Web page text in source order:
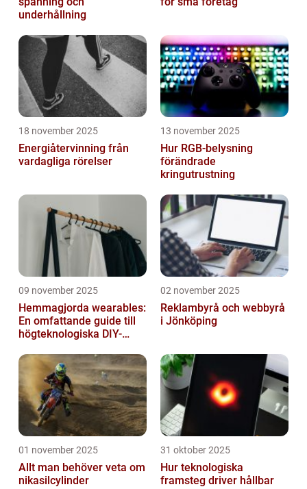
underhållning
18 november 2025
Energiåtervinning från
vardagliga rörelser
13 november 2025
Hur RGB-belysning
förändrade
kringutrustning
09 november 2025
Hemmagjorda wearables:
En omfattande guide till
högteknologiska DIY-
02 november 2025
Reklambyrå och webbyrå
i Jönköping
01 november 2025
Allt man behöver veta om
nikasilcylinder
31 oktober 2025
Hur teknologiska
framsteg driver hållbar